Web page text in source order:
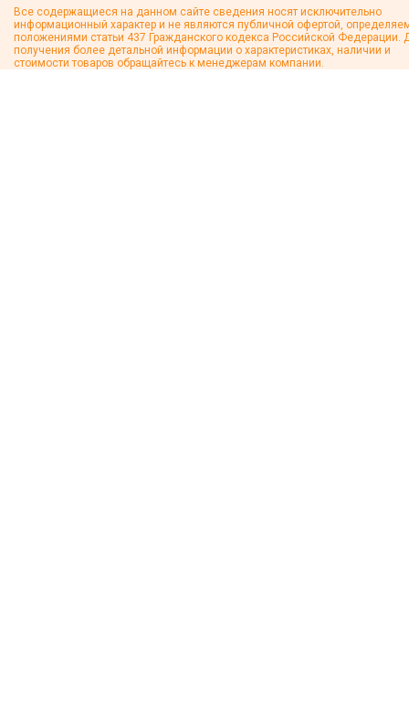
Все содержащиеся на данном сайте сведения носят исключительно
информационный характер и не являются публичной офертой,
положениями статьи 437 Гражданского кодекса Российской Федерации.
получения более детальной информации о характеристиках, наличии и
стоимости товаров обращайтесь к менеджерам компании.